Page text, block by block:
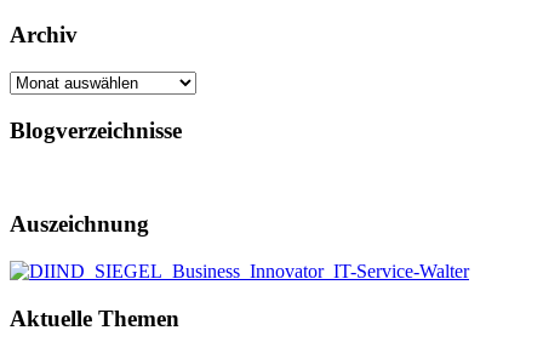
Archiv
Archiv
Blogverzeichnisse
Auszeichnung
Aktuelle Themen